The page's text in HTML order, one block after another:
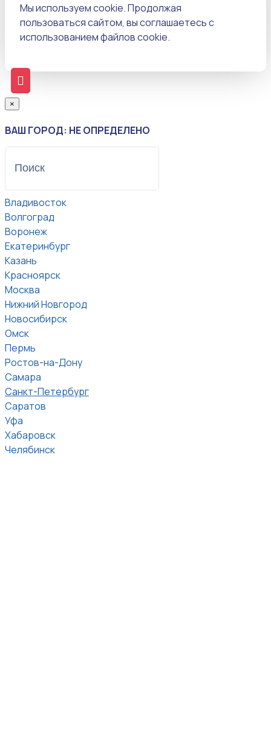
Мы используем cookie. Продолжая
пользоваться сайтом, вы соглашаетесь с
использованием файлов cookie.
×
ВАШ ГОРОД: НЕ ОПРЕДЕЛЕНО
Владивосток
Волгоград
Воронеж
Екатеринбург
Казань
Красноярск
Москва
Нижний Новгород
Новосибирск
Омск
Пермь
Ростов-на-Дону
Самара
Санкт-Петербург
Саратов
Уфа
Хабаровск
Челябинск